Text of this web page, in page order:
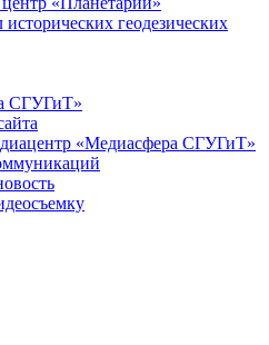
геодезических
СГУГиТ»
«Медиасфера СГУГиТ»